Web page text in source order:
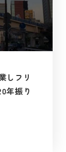
しフリ
年振り